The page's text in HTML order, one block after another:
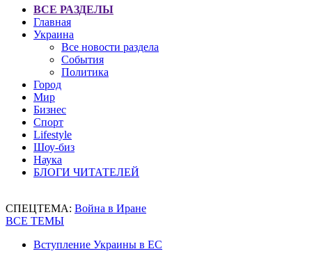
ВСЕ РАЗДЕЛЫ
Главная
Украина
Все новости раздела
События
Политика
Город
Мир
Бизнес
Спорт
Lifestyle
Шоу-биз
Наука
БЛОГИ ЧИТАТЕЛЕЙ
СПЕЦТЕМА: Война в Иране
ВСЕ ТЕМЫ
Вступление Украины в ЕС